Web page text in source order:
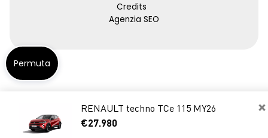
×
RENAULT techno TCe 115 MY26
€27.980
Credits
Agenzia SEO
Permuta